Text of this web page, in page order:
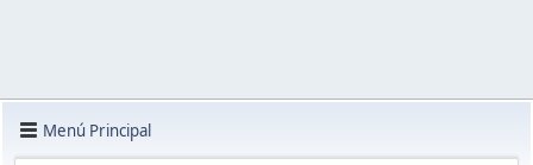
Menú Principal